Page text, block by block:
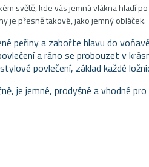
světě, kde vás jemná vlákna hladí
je přesně takové, jako jemný obláček.
peřiny a zabořte hlavu do
a ráno se probouzet v
povlečení, základ každé
je jemné, prodyšné a vhodné pro